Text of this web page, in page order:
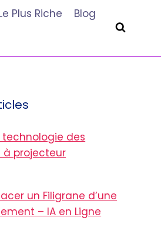
Plus Riche
Blog
technologie des
à projecteur
un Filigrane d’une
– IA en Ligne